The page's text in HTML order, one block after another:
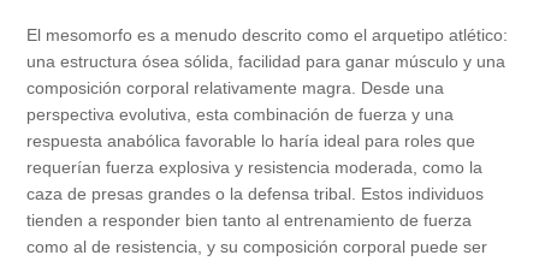
El mesomorfo es a menudo descrito como el arquetipo atlético:
una estructura ósea sólida, facilidad para ganar músculo y una
composición corporal relativamente magra. Desde una
perspectiva evolutiva, esta combinación de fuerza y una
respuesta anabólica favorable lo haría ideal para roles que
requerían fuerza explosiva y resistencia moderada, como la
caza de presas grandes o la defensa tribal. Estos individuos
tienden a responder bien tanto al entrenamiento de fuerza
como al de resistencia, y su composición corporal puede ser